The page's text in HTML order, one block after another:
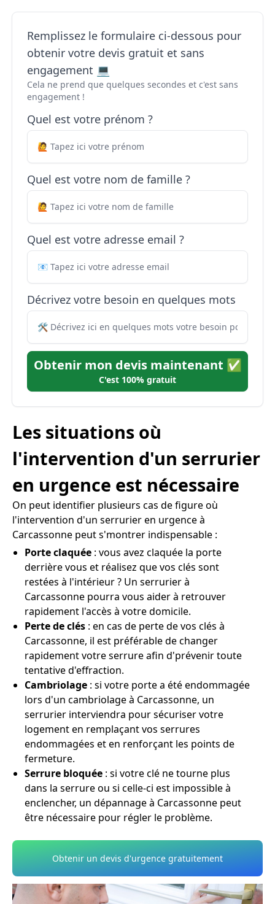
Remplissez le formulaire ci-dessous pour
obtenir votre devis gratuit et sans
engagement 💻
Cela ne prend que quelques secondes et c'est sans
engagement !
Quel est votre prénom ?
Quel est votre nom de famille ?
Quel est votre adresse email ?
Décrivez votre besoin en quelques mots
Obtenir mon devis maintenant ✅
C'est 100% gratuit
Les situations où
l'intervention d'un serrurier
en urgence est nécessaire
On peut identifier plusieurs cas de figure où
l'intervention d'un serrurier en urgence à
Carcassonne peut s'montrer indispensable :
Porte claquée : vous avez claquée la porte
derrière vous et réalisez que vos clés sont
restées à l'intérieur ? Un serrurier à
Carcassonne pourra vous aider à retrouver
rapidement l'accès à votre domicile.
Perte de clés : en cas de perte de vos clés à
Carcassonne, il est préférable de changer
rapidement votre serrure afin d'prévenir toute
tentative d'effraction.
Cambriolage : si votre porte a été endommagée
lors d'un cambriolage à Carcassonne, un
serrurier interviendra pour sécuriser votre
logement en remplaçant vos serrures
endommagées et en renforçant les points de
fermeture.
Serrure bloquée : si votre clé ne tourne plus
dans la serrure ou si celle-ci est impossible à
enclencher, un dépannage à Carcassonne peut
être nécessaire pour régler le problème.
Obtenir un devis d'urgence gratuitement